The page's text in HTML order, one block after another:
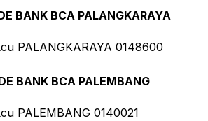
BANK BCA PALANGKARAYA
PALANGKARAYA 0148600
BANK BCA PALEMBANG
PALEMBANG 0140021